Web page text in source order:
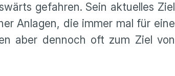
gefahren. Sein aktuelles Ziel
Anlagen, die immer mal für eine
aber dennoch oft zum Ziel von